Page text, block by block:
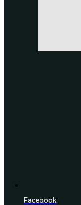
Facebook